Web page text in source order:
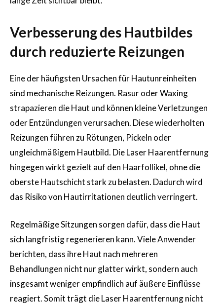
Verbesserung des Hautbildes
durch reduzierte Reizungen
Eine der häufigsten Ursachen für Hautunreinheiten
sind mechanische Reizungen. Rasur oder Waxing
strapazieren die Haut und können kleine Verletzungen
oder Entzündungen verursachen. Diese wiederholten
Reizungen führen zu Rötungen, Pickeln oder
ungleichmäßigem Hautbild. Die Laser Haarentfernung
hingegen wirkt gezielt auf den Haarfollikel, ohne die
oberste Hautschicht stark zu belasten. Dadurch wird
das Risiko von Hautirritationen deutlich verringert.
Regelmäßige Sitzungen sorgen dafür, dass die Haut
sich langfristig regenerieren kann. Viele Anwender
berichten, dass ihre Haut nach mehreren
Behandlungen nicht nur glatter wirkt, sondern auch
insgesamt weniger empfindlich auf äußere Einflüsse
reagiert. Somit trägt die Laser Haarentfernung nicht